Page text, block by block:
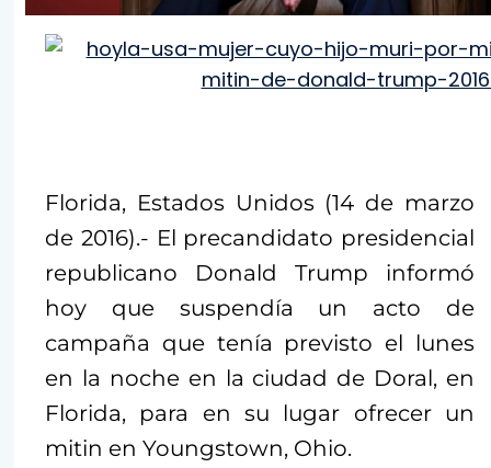
Florida, Estados Unidos (14 de marzo
de 2016).- El precandidato presidencial
republicano Donald Trump informó
hoy que suspendía un acto de
campaña que tenía previsto el lunes
en la noche en la ciudad de Doral, en
Florida, para en su lugar ofrecer un
mitin en Youngstown, Ohio.